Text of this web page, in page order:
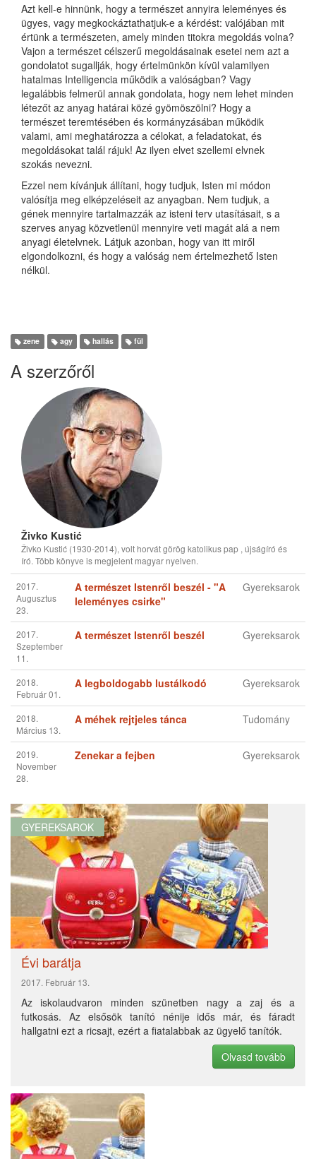
Azt kell-e hinnünk, hogy a természet annyira leleményes és
ügyes, vagy megkockáztathatjuk-e a kérdést: valójában mit
értünk a természeten, amely minden titokra megoldás volna?
Vajon a természet célszerű megoldásainak esetei nem azt a
gondolatot sugallják, hogy értelmünkön kívül valamilyen
hatalmas Intelligencia működik a valóságban? Vagy
legalábbis felmerül annak gondolata, hogy nem lehet minden
létezőt az anyag határai közé gyömöszölni? Hogy a
természet teremtésében és kormányzásában működik
valami, ami meghatározza a célokat, a feladatokat, és
megoldásokat talál rájuk! Az ilyen elvet szellemi elvnek
szokás nevezni.
Ezzel nem kívánjuk állítani, hogy tudjuk, Isten mi módon
valósítja meg elképzeléseit az anyagban. Nem tudjuk, a
gének mennyire tartalmazzák az isteni terv utasításait, s a
szerves anyag közvetlenül mennyire veti magát alá a nem
anyagi életelvnek. Látjuk azonban, hogy van itt miről
elgondolkozni, és hogy a valóság nem értelmezhető Isten
nélkül.
zene agy hallás fül
A szerzőről
Živko Kustić
Živko Kustić (1930-2014), volt horvát görög katolikus pap , újságíró és
író. Több könyve is megjelent magyar nyelven.
2017.
Augusztus
23.
A természet Istenről beszél - "A
Gyereksarok
2017.
Szeptember
2018.
Február 01.
A legboldogabb lustálkodó Gyereksarok
2018.
Március 13.
A méhek rejtjeles tánca Tudomány
2019.
November
Zenekar a fejben Gyereksarok
GYEREKSAROK
Évi barátja
2017. Február 13.
Az iskolaudvaron minden szünetben nagy a zaj és a
futkosás. Az elsősök tanító nénije idős már, és fáradt
hallgatni ezt a ricsajt, ezért a fiatalabbak az ügyelő tanítók.
Olvasd tovább